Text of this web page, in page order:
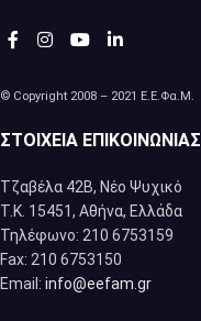
© Copyright 2008 – 2021 Ε.Ε.Φα.Μ.
ΣΤΟΙΧΕΊΑ ΕΠΙΚΟΙΝΩΝΊΑΣ
Τζαβέλα 42Β, Νέο Ψυχικό
Τ.Κ. 15451, Αθήνα, Eλλάδα
Τηλέφωνο: 210 6753159
Fax: 210 6753150
Email: info@eefam.gr